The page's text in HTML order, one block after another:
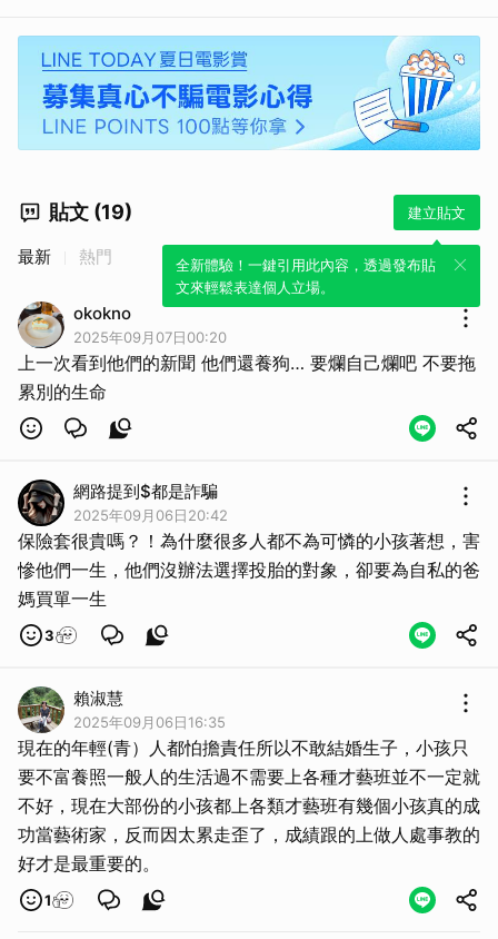
貼文 (19) 建立貼文
全新體驗！一鍵引用此內容，透過發布貼
文來輕鬆表達個人立場。
最新 熱門
okokno
2025年09月07日00:20
上一次看到他們的新聞 他們還養狗… 要爛自己爛吧 不要拖
累別的生命
網路提到$都是詐騙
2025年09月06日20:42
保險套很貴嗎？！為什麼很多人都不為可憐的小孩著想，害
慘他們一生，他們沒辦法選擇投胎的對象，卻要為自私的爸
媽買單一生
3
賴淑慧
2025年09月06日16:35
現在的年輕(青）人都怕擔責任所以不敢結婚生子，小孩只
要不富養照一般人的生活過不需要上各種才藝班並不一定就
不好，現在大部份的小孩都上各類才藝班有幾個小孩真的成
功當藝術家，反而因太累走歪了，成績跟的上做人處事教的
好才是最重要的。
1
取消